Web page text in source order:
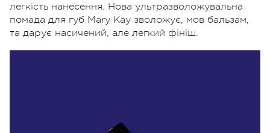
легкість нанесення. Нова ультразволожувальна
помада для губ Mary Kay зволожує, мов бальзам,
та дарує насичений, але легкий фініш.